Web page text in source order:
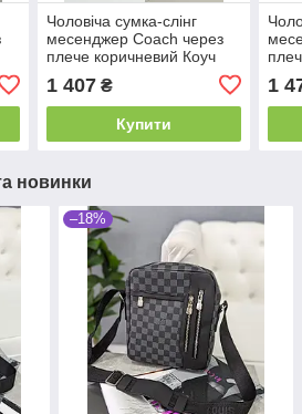
Чоловіча сумка-слінг
месенджер Coach через
плече коричневий Коуч
1 407₴
Купити
1
новинки
–18%